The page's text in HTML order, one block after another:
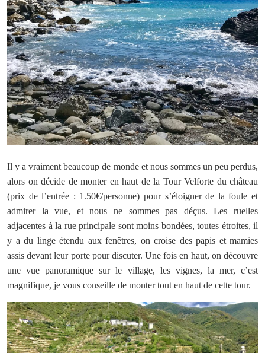
Il y a vraiment beaucoup de monde et nous sommes un peu perdus,
alors on décide de monter en haut de la Tour Velforte du château
(prix de l’entrée : 1.50€/personne) pour s’éloigner de la foule et
admirer la vue, et nous ne sommes pas déçus. Les ruelles
adjacentes à la rue principale sont moins bondées, toutes étroites, il
y a du linge étendu aux fenêtres, on croise des papis et mamies
assis devant leur porte pour discuter. Une fois en haut, on découvre
une vue panoramique sur le village, les vignes, la mer, c’est
magnifique, je vous conseille de monter tout en haut de cette tour.